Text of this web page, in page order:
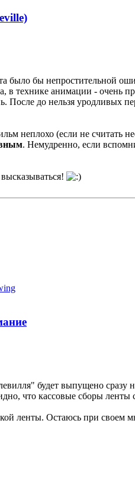
было бы непростительной
в технике анимации - очень
до нельзя уродливых
неплохо (если не
. Немудренно, если
будет выпущено сразу
что кассовые сборы
ленты. Остаюсь при своем